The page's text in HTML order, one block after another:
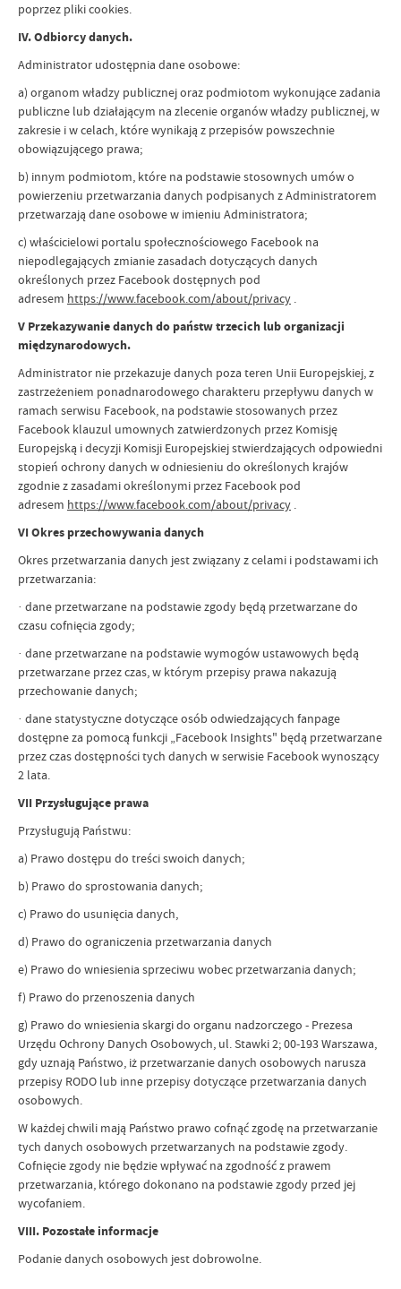
poprzez pliki cookies.
IV. Odbiorcy danych.
Administrator udostępnia dane osobowe:
a) organom władzy publicznej oraz podmiotom wykonujące zadania
publiczne lub działającym na zlecenie organów władzy publicznej, w
zakresie i w celach, które wynikają z przepisów powszechnie
obowiązującego prawa;
b) innym podmiotom, które na podstawie stosownych umów o
powierzeniu przetwarzania danych podpisanych z Administratorem
przetwarzają dane osobowe w imieniu Administratora;
c) właścicielowi portalu społecznościowego Facebook na
niepodlegających zmianie zasadach dotyczących danych
określonych przez Facebook dostępnych pod
adresem https://www.facebook.com/about/privacy .
V Przekazywanie danych do państw trzecich lub organizacji
międzynarodowych.
Administrator nie przekazuje danych poza teren Unii Europejskiej, z
zastrzeżeniem ponadnarodowego charakteru przepływu danych w
ramach serwisu Facebook, na podstawie stosowanych przez
Facebook klauzul umownych zatwierdzonych przez Komisję
Europejską i decyzji Komisji Europejskiej stwierdzających odpowiedni
stopień ochrony danych w odniesieniu do określonych krajów
zgodnie z zasadami określonymi przez Facebook pod
adresem https://www.facebook.com/about/privacy .
VI Okres przechowywania danych
Okres przetwarzania danych jest związany z celami i podstawami ich
przetwarzania:
· dane przetwarzane na podstawie zgody będą przetwarzane do
czasu cofnięcia zgody;
· dane przetwarzane na podstawie wymogów ustawowych będą
przetwarzane przez czas, w którym przepisy prawa nakazują
przechowanie danych;
· dane statystyczne dotyczące osób odwiedzających fanpage
dostępne za pomocą funkcji „Facebook Insights" będą przetwarzane
przez czas dostępności tych danych w serwisie Facebook wynoszący
2 lata.
VII Przysługujące prawa
Przysługują Państwu:
a) Prawo dostępu do treści swoich danych;
b) Prawo do sprostowania danych;
c) Prawo do usunięcia danych,
d) Prawo do ograniczenia przetwarzania danych
e) Prawo do wniesienia sprzeciwu wobec przetwarzania danych;
f) Prawo do przenoszenia danych
g) Prawo do wniesienia skargi do organu nadzorczego - Prezesa
Urzędu Ochrony Danych Osobowych, ul. Stawki 2; 00-193 Warszawa,
gdy uznają Państwo, iż przetwarzanie danych osobowych narusza
przepisy RODO lub inne przepisy dotyczące przetwarzania danych
osobowych.
W każdej chwili mają Państwo prawo cofnąć zgodę na przetwarzanie
tych danych osobowych przetwarzanych na podstawie zgody.
Cofnięcie zgody nie będzie wpływać na zgodność z prawem
przetwarzania, którego dokonano na podstawie zgody przed jej
wycofaniem.
VIII. Pozostałe informacje
Podanie danych osobowych jest dobrowolne.